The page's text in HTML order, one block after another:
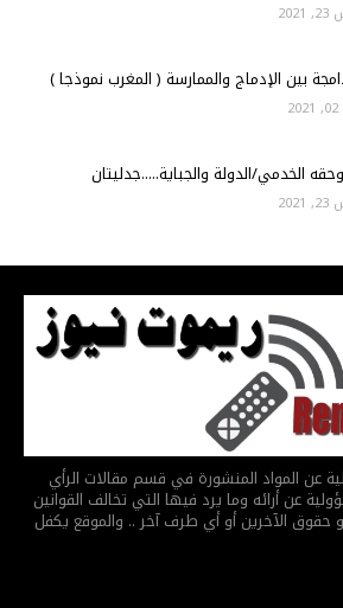
بين الإدماج والممارسة ( المغرب نموذجا )
الخدمي/الدولة والجباية.....جدليتان
عن المواد المنشورة في قسم مقالات الرأي
عن أرائه وما يرد فيها التي تخالف القوانين
حقوق الآخرين أو أي طرف آخر .. والموقع يكفل